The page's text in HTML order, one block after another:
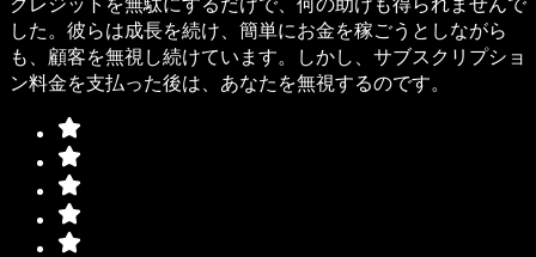
した。彼らは成長を続け、簡単にお金を稼ごうとしながら
も、顧客を無視し続けています。しかし、サブスクリプショ
ン料金を支払った後は、あなたを無視するのです。